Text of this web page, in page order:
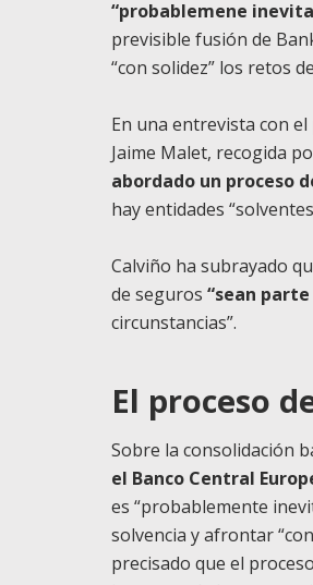
“probablemene
previsible fusión de
“con solidez” los retos
En una entrevista con el
Jaime Malet, recogida
abordado un proceso
hay entidades
Calviño ha subrayado
de seguros “sean
circunstancias”.
El proceso
Sobre la consolidación
el Banco Central
es “probablemente
solvencia y afrontar
precisado que el